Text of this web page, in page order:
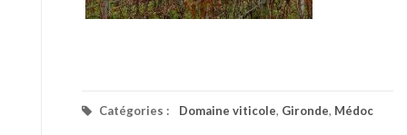
Catégories : Domaine viticole, Gironde, Médoc